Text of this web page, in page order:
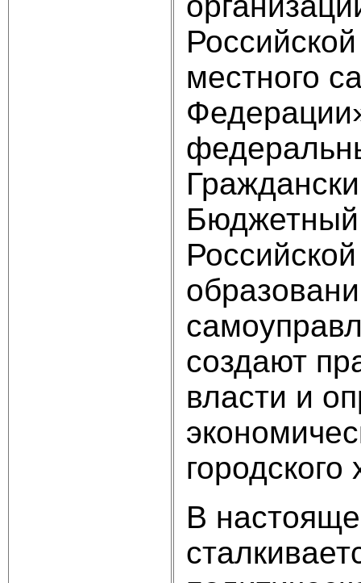
местного
Бюджетный
создают
власти и
городского
В